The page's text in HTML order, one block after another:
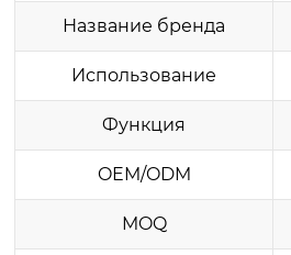
Название бренда
Использование
Функция
OEM/ODM
MOQ